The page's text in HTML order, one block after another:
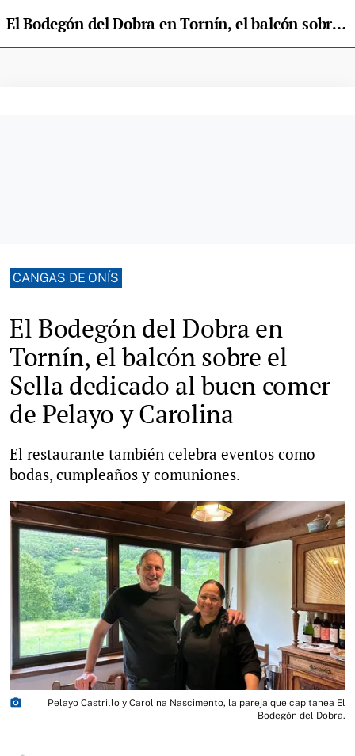
El Bodegón del Dobra en Tornín, el balcón sobre el Sella dedicado al buen comer de Pelayo y Carolina
CANGAS DE ONÍS
El Bodegón del Dobra en
Tornín, el balcón sobre el
Sella dedicado al buen comer
de Pelayo y Carolina
El restaurante también celebra eventos como
bodas, cumpleaños y comuniones.
photo_camera
Pelayo Castrillo y Carolina Nascimento, la pareja que capitanea El
Bodegón del Dobra.